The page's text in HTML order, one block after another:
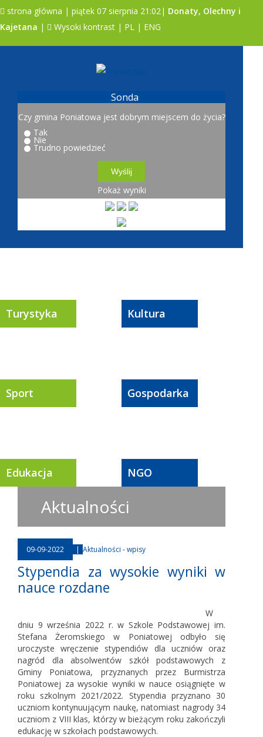
strona główna | piątek 07 sierpnia 21:02| Donaty, Olechny i
Kajetana | Wysoki kontrast | PL | ENG
Sonda
Czy gmina Poniatowa jest dobrym miejscem do życia?
Tak
Nie
Trudno powiedzieć
Pokaż wyniki
Turystyka Kultura
Sport Gospodarka
Edukacja NGO
Aktualności
09-09-2022 | Aktualności - wpisy
Stypendia za wysokie wyniki w
nauce rozdane
W
dniu 9 września 2022 r. w Szkole Podstawowej im.
Stefana Żeromskiego w Poniatowej odbyło się
uroczyste wręczenie stypendiów dla uczniów oraz
nagród dla absolwentów szkół podstawowych z
Gminy Poniatowa, przyznanych przez Burmistrza
Poniatowej za wysokie wyniki w nauce osiągnięte w
roku szkolnym 2021/2022. Stypendia przyznano 30
uczniom kontynuującym naukę, natomiast nagrody 34
uczniom z VIII klas, którzy w bieżącym roku zakończyli
edukację w szkołach podstawowych.